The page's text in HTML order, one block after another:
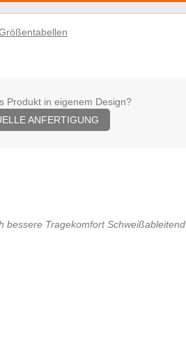
Produkt in eigenem Design?
ANFERTIGUNG
Tragekomfort Schweißableitend.